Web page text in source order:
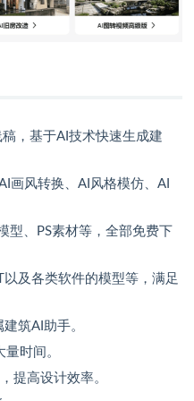
，基于AI技术快速生成建
画风转换、AI风格模仿、AI
型、PS素材等，全部免费下
以及各类软件的模型等，满足
筑AI助手。
时间。
提高设计效率。